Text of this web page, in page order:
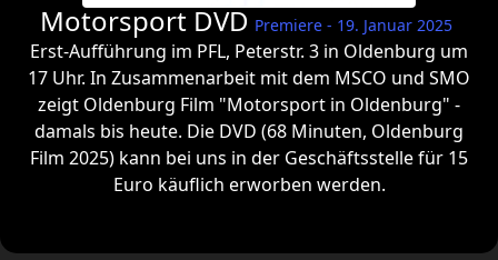
Motorsport DVD Premiere - 19. Januar 2025
Erst-Aufführung im PFL, Peterstr. 3 in Oldenburg um
17 Uhr. In Zusammenarbeit mit dem MSCO und SMO
zeigt Oldenburg Film "Motorsport in Oldenburg" -
damals bis heute. Die DVD (68 Minuten, Oldenburg
Film 2025) kann bei uns in der Geschäftsstelle für 15
Euro käuflich erworben werden.